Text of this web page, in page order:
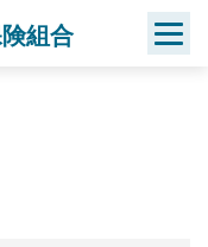
組合